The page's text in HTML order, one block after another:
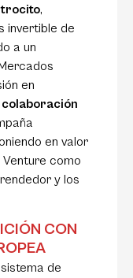
,
invertible de
a un
en
colaboración
en valor
Venture como
y los
CON
de